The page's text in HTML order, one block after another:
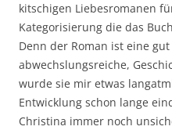
kitschigen Liebesromanen
Kategorisierung die das
Denn der Roman ist eine
abwechslungsreiche,
wurde sie mir etwas
Entwicklung schon lange
Christina immer noch